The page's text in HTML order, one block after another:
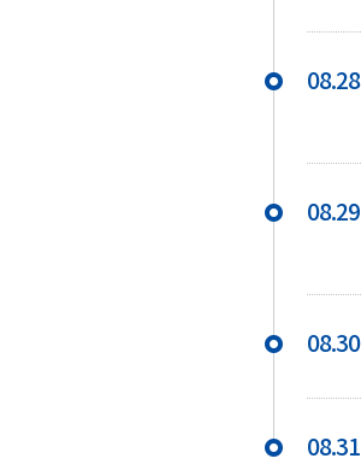
08.28
08.29
08.30
08.31